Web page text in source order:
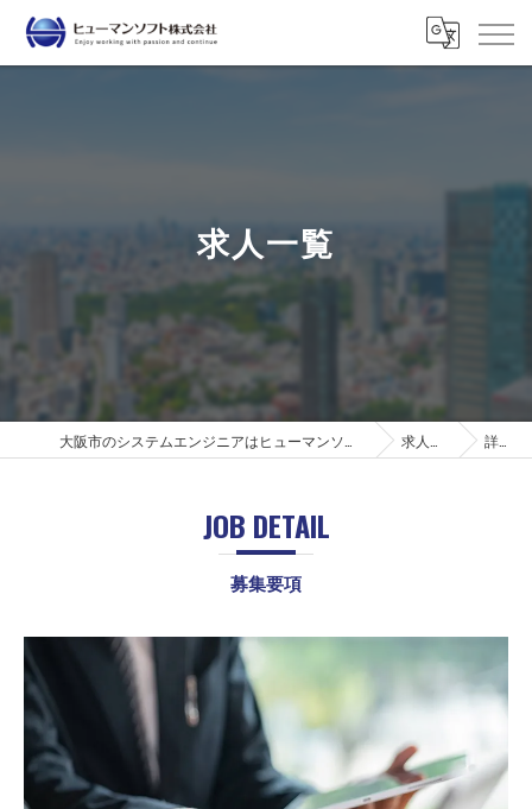
求人一覧
求人一覧 詳細
募集要項
JOB DETAIL